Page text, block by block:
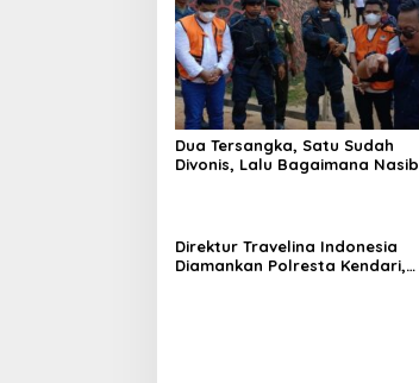
Dua Tersangka, Satu Sudah
Divonis, Lalu Bagaimana Nasib
Direktur Travelina Indonesia
Diamankan Polresta Kendari,